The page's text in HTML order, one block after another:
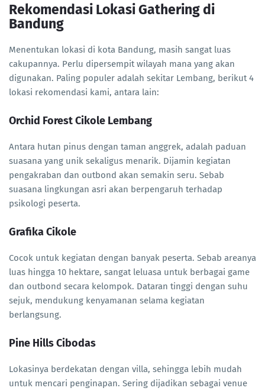
Rekomendasi Lokasi Gathering di
Bandung
Menentukan lokasi di kota Bandung, masih sangat luas
cakupannya. Perlu dipersempit wilayah mana yang akan
digunakan. Paling populer adalah sekitar Lembang, berikut 4
lokasi rekomendasi kami, antara lain:
Orchid Forest Cikole Lembang
Antara hutan pinus dengan taman anggrek, adalah paduan
suasana yang unik sekaligus menarik. Dijamin kegiatan
pengakraban dan outbond akan semakin seru. Sebab
suasana lingkungan asri akan berpengaruh terhadap
psikologi peserta.
Grafika Cikole
Cocok untuk kegiatan dengan banyak peserta. Sebab areanya
luas hingga 10 hektare, sangat leluasa untuk berbagai game
dan outbond secara kelompok. Dataran tinggi dengan suhu
sejuk, mendukung kenyamanan selama kegiatan
berlangsung.
Pine Hills Cibodas
Lokasinya berdekatan dengan villa, sehingga lebih mudah
untuk mencari penginapan. Sering dijadikan sebagai venue